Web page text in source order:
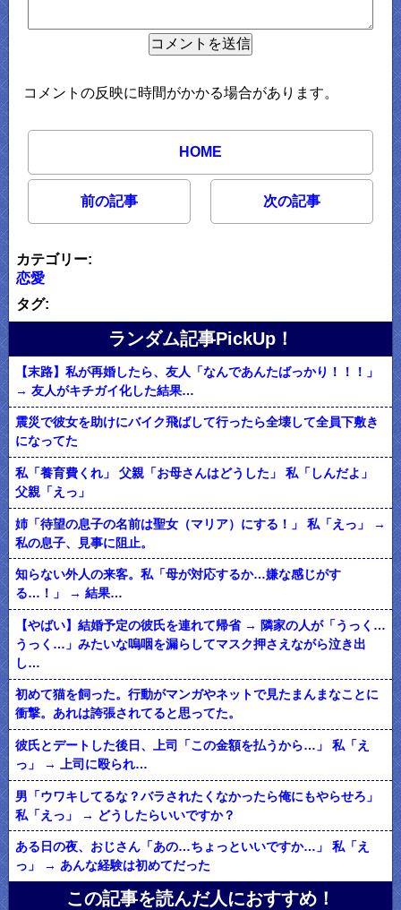
コメントの反映に時間がかかる場合があります。
HOME
前の記事 次の記事
カテゴリー:
恋愛
タグ:
ランダム記事PickUp！
【末路】私が再婚したら、友人「なんであんたばっかり！！！」
→ 友人がキチガイ化した結果…
震災で彼女を助けにバイク飛ばして行ったら全壊して全員下敷き
になってた
私「養育費くれ」 父親「お母さんはどうした」 私「しんだよ」
父親「えっ」
姉「待望の息子の名前は聖女（マリア）にする！」 私「えっ」 →
私の息子、見事に阻止。
知らない外人の来客。私「母が対応するか…嫌な感じがす
る…！」 → 結果…
【やばい】結婚予定の彼氏を連れて帰省 → 隣家の人が「うっく…
うっく…」みたいな嗚咽を漏らしてマスク押さえながら泣き出
し…
初めて猫を飼った。行動がマンガやネットで見たまんまなことに
衝撃。あれは誇張されてると思ってた。
彼氏とデートした後日、上司「この金額を払うから…」 私「え
っ」 → 上司に殴られ…
男「ウワキしてるな？バラされたくなかったら俺にもやらせろ」
私「えっ」 → どうしたらいいですか？
ある日の夜、おじさん「あの…ちょっといいですか…」 私「え
っ」 → あんな経験は初めてだった
この記事を読んだ人におすすめ！